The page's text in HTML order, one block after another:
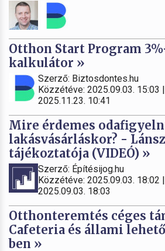
Otthon Start Program
kalkulátor »
Szerző: Biztosdontes.hu
Közzétéve: 2025.09.03.
2025.11.23. 10:41
Mire érdemes
lakásvásárláskor? -
tájékoztatója (VIDEÓ) »
Szerző: Építésijog.hu
Közzétéve: 2025.09.03.
2025.09.03. 18:03
Otthonteremtés céges
Cafeteria és állami
ben »